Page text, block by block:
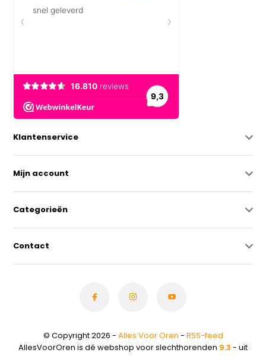
Klantenservice
Mijn account
Categorieën
Contact
© Copyright 2026 - Alles Voor Oren - RSS-feed
AllesVoorOren is dé webshop voor slechthorenden 9.3 - uit